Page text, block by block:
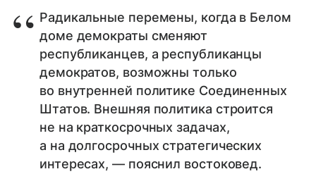
Радикальные перемены, когда в Белом
доме демократы сменяют
республиканцев, а республиканцы
демократов, возможны только
во внутренней политике Соединенных
Штатов. Внешняя политика строится
не на краткосрочных задачах,
а на долгосрочных стратегических
интересах, — пояснил востоковед.